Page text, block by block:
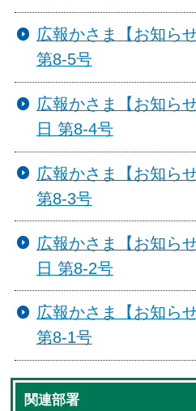
広報かさま【お知ら
第8-5号
広報かさま【お知ら
日 第8-4号
広報かさま【お知ら
第8-3号
広報かさま【お知ら
日 第8-2号
広報かさま【お知ら
第8-1号
関連部署